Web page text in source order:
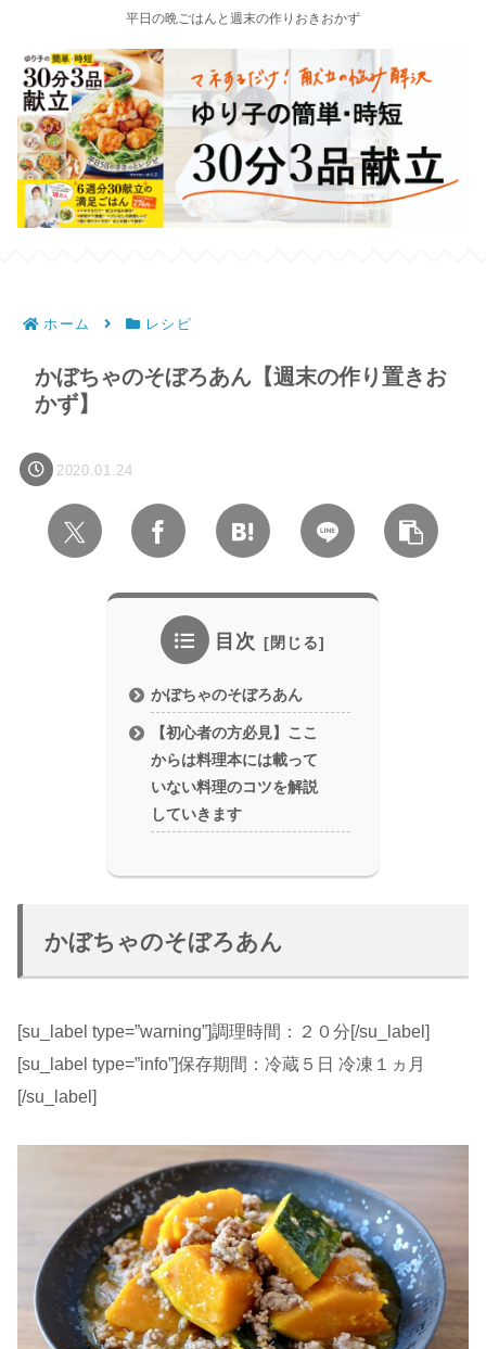
平日の晩ごはんと週末の作りおきおかず
ホーム レシピ
かぼちゃのそぼろあん【週末の作り置きお
かず】
2020.01.24
目次
かぼちゃのそぼろあん
【初心者の方必見】ここ
からは料理本には載って
いない料理のコツを解説
していきます
かぼちゃのそぼろあん
[su_label type=”warning”]調理時間：２０分[/su_label]
[su_label type=”info”]保存期間：冷蔵５日 冷凍１ヵ月
[/su_label]